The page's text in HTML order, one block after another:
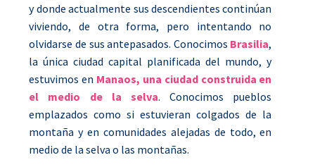
y donde actualmente sus descendientes continúan
viviendo, de otra forma, pero intentando no
olvidarse de sus antepasados. Conocimos Brasilia,
la única ciudad capital planificada del mundo, y
estuvimos en Manaos, una ciudad construida en
el medio de la selva. Conocimos pueblos
emplazados como si estuvieran colgados de la
montaña y en comunidades alejadas de todo, en
medio de la selva o las montañas.